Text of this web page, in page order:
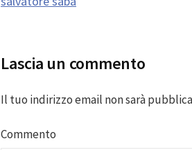
Lascia un commento
Il tuo indirizzo email non sarà
Commento